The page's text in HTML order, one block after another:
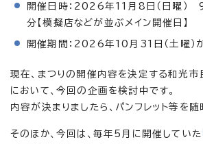
開催日時：2026年11月8日（日曜
分【模擬店などが並ぶメイン開催日】
開催期間：2026年10月31日（土曜）
現在、まつりの開催内容を決定する和光市
において、今回の企画を検討中です。
内容が決まりましたら、パンフレット等を随
そのほか、今回は、毎年5月に開催していた